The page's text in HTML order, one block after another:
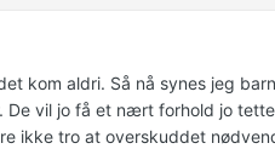
kom aldri. Så nå synes jeg
vil jo få et nært forhold jo
ikke tro at overskuddet